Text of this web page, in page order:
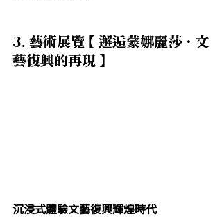
3. 藝術展覽 【 邂逅蒙娜麗莎．文
藝復興的再現 】
沉浸式體驗文藝復興輝煌時代